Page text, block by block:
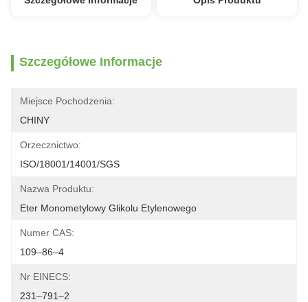
Szczegółowe Informacje
Miejsce Pochodzenia:
CHINY
Orzecznictwo:
ISO/18001/14001/SGS
Nazwa Produktu:
Eter Monometylowy Glikolu Etylenowego
Numer CAS:
109–86–4
Nr EINECS:
231–791–2